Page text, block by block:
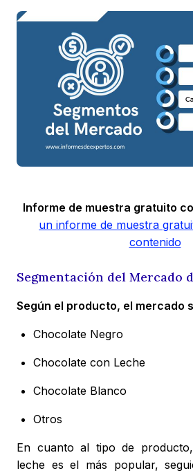
Informe de muestra gratuito
un informe de muestra
contenido
Segmentación del Mercado
Según el producto, el mercado
Chocolate Negro
Chocolate con Leche
Chocolate Blanco
Otros
En cuanto al tipo de
leche es el más popular,